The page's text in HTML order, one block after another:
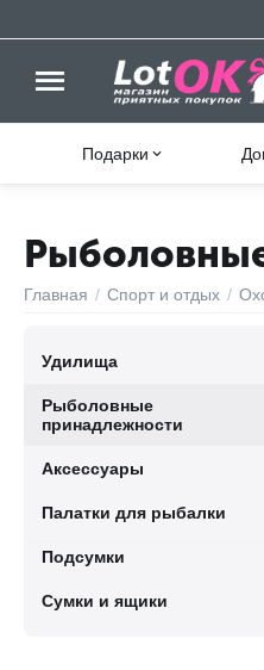
Подарки
Главная / Спорт и отдых /
Удилища
Рыболовные
принадлежности
Аксессуары
Палатки для рыбалки
Подсумки
Сумки и ящики